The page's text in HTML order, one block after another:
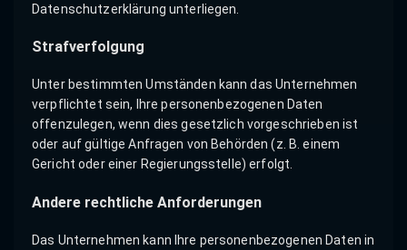
Datenschutzerklärung unterliegen.
Strafverfolgung
Unter bestimmten Umständen kann das Unternehmen
verpflichtet sein, Ihre personenbezogenen Daten
offenzulegen, wenn dies gesetzlich vorgeschrieben ist
oder auf gültige Anfragen von Behörden (z. B. einem
Gericht oder einer Regierungsstelle) erfolgt.
Andere rechtliche Anforderungen
Das Unternehmen kann Ihre personenbezogenen Daten in